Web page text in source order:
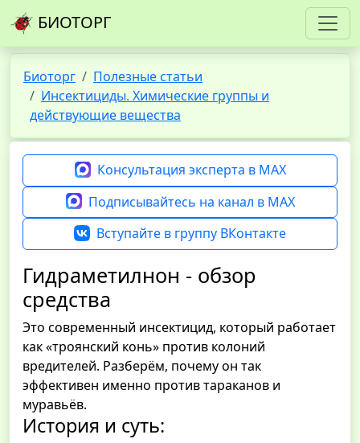
БИОТОРГ
Биоторг
Полезные статьи
Инсектициды. Химические группы и
действующие вещества
Консультация эксперта в MAX
Подписывайтесь на канал в MAX
Вступайте в группу ВКонтакте
Гидраметилнон - обзор
средства
Это современный инсектицид, который работает
как «троянский конь» против колоний
вредителей. Разберём, почему он так
эффективен именно против тараканов и
муравьёв.
История и суть: